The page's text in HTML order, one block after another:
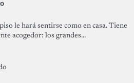
le hará sentirse como en casa. Tiene
acogedor: los grandes...